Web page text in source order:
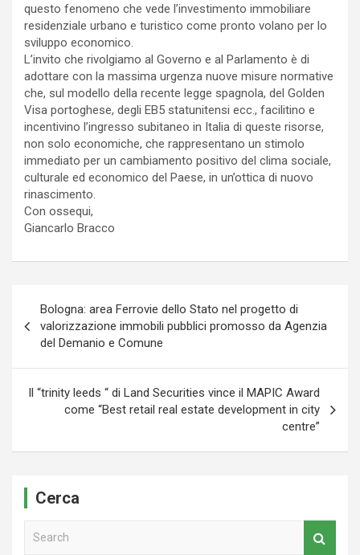
questo fenomeno che vede l’investimento immobiliare
residenziale urbano e turistico come pronto volano per lo
sviluppo economico.
L’invito che rivolgiamo al Governo e al Parlamento è di
adottare con la massima urgenza nuove misure normative
che, sul modello della recente legge spagnola, del Golden
Visa portoghese, degli EB5 statunitensi ecc., facilitino e
incentivino l’ingresso subitaneo in Italia di queste risorse,
non solo economiche, che rappresentano un stimolo
immediato per un cambiamento positivo del clima sociale,
culturale ed economico del Paese, in un’ottica di nuovo
rinascimento.
Con ossequi,
Giancarlo Bracco
articoli
Bologna: area Ferrovie dello Stato nel progetto di
valorizzazione immobili pubblici promosso da Agenzia
del Demanio e Comune
Il “trinity leeds “ di Land Securities vince il MAPIC Award
come “Best retail real estate development in city
centre”
Cerca